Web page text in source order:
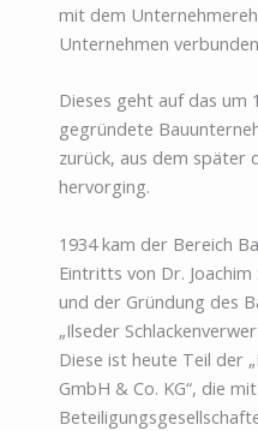
mit dem
Unternehmen
Dieses geht auf das um
gegründete
zurück, aus dem später
hervorging.
1934 kam der Bereich
Eintritts von Dr.
und der Gründung des
„Ilseder
Diese ist heute Teil der
GmbH & Co. KG“, die